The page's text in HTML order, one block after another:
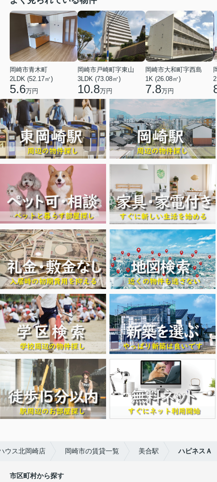
岡崎市青木町
2LDK (52.17㎡)
5.6万円
岡崎市戸崎町字東山
3LDK (73.08㎡)
10.8万円
岡崎市大和町字西島
1K (26.08㎡)
7.8万円
ウス北岡崎店 岡崎市の賃貸一覧 美合駅 ハピネスＡ
市区町村から探す